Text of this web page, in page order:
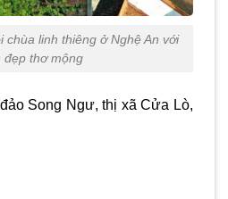
chùa linh thiêng ở Nghệ An với
đẹp thơ mộng
Song Ngư, thị xã Cửa Lò,